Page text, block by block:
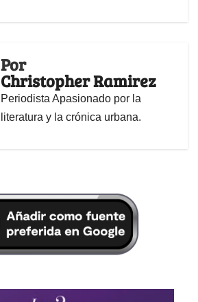
Por
Christopher Ramirez
Periodista Apasionado por la
literatura y la crónica urbana.